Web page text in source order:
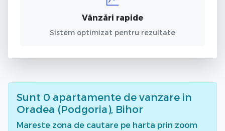
Vânzări rapide
Sistem optimizat pentru rezultate
Sunt 0 apartamente de vanzare in
Oradea (Podgoria), Bihor
Mareste zona de cautare pe harta prin zoom